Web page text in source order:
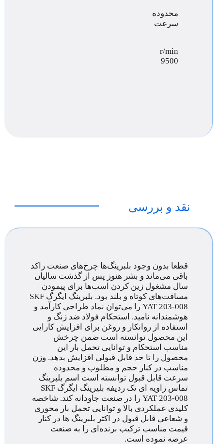
محدوده
سرعت
r/min
9500
نقد و بررسی
قطعا بدون وجود بلبرینگ‌ها چرخ‌های صنعت راکد
باقی می‌ماند و بشر هنوز پس از گذشت سالیان
سال مشغول زین کردن اسب‌ها برای پیمودن
مسافت‌های کوتاه و بلند بود. بلبرینگ ایگرگ SKF
YAT 203-008 را می‌توان نماد طراحی کارآمد و
هوشمندانه نامید. استحکام فولاد ضد زنگ و
استفاده از روانکار و روغن برای افزایش کارایی
این محصول توانسته است ضمن چرخش
مناسب استحکام و توانایی تحمل بار این
محصول را تا حد قابل قبولی افزایش بدهد. وزن
مناسب در کنار حجم و مطلوب و محدوده
سرعت قابل قبول توانسته است اسم بلبرینگ
تماس زاویه ای تک ردیفه بلیرینگ ایگرگ SKF
YAT 203-008 را در صنعت جاودانه کند. شاخصه
کلیدی عملکردی بالا و توانایی تحمل بار محوری
و شعاعی قابل قبول در اکثر بلبرینگ ها در کنار
قیمت مناسب ترکیب برنده‌ای را به صنعت
عرضه نموده است.